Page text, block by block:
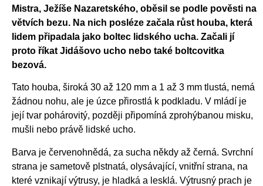
Mistra, Ježíše Nazaretského, oběsil se podle pověsti na
větvích bezu. Na nich posléze začala růst houba, která
lidem připadala jako boltec lidského ucha. Začali jí
proto říkat Jidášovo ucho nebo také boltcovitka
bezová.
Tato houba, široká 30 až 120 mm a 1 až 3 mm tlustá, nemá
žádnou nohu, ale je úzce přirostlá k podkladu. V mládí je
její tvar pohárovitý, později připomíná zprohýbanou misku,
mušli nebo právě lidské ucho.
Barva je červenohnědá, za sucha někdy až černá. Svrchní
strana je sametově plstnatá, olysávající, vnitřní strana, na
které vznikají výtrusy, je hladká a lesklá. Výtrusný prach je